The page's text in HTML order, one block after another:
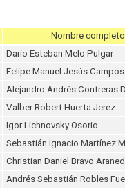
Nombre completo
Darío Esteban Melo Pulgar
Felipe Manuel Jesús
Alejandro Andrés Contreras
Valber Robert Huerta Jerez
Igor Lichnovsky Osorio
Sebastián Ignacio Martínez
Christian Daniel Bravo
Andrés Sebastián Robles